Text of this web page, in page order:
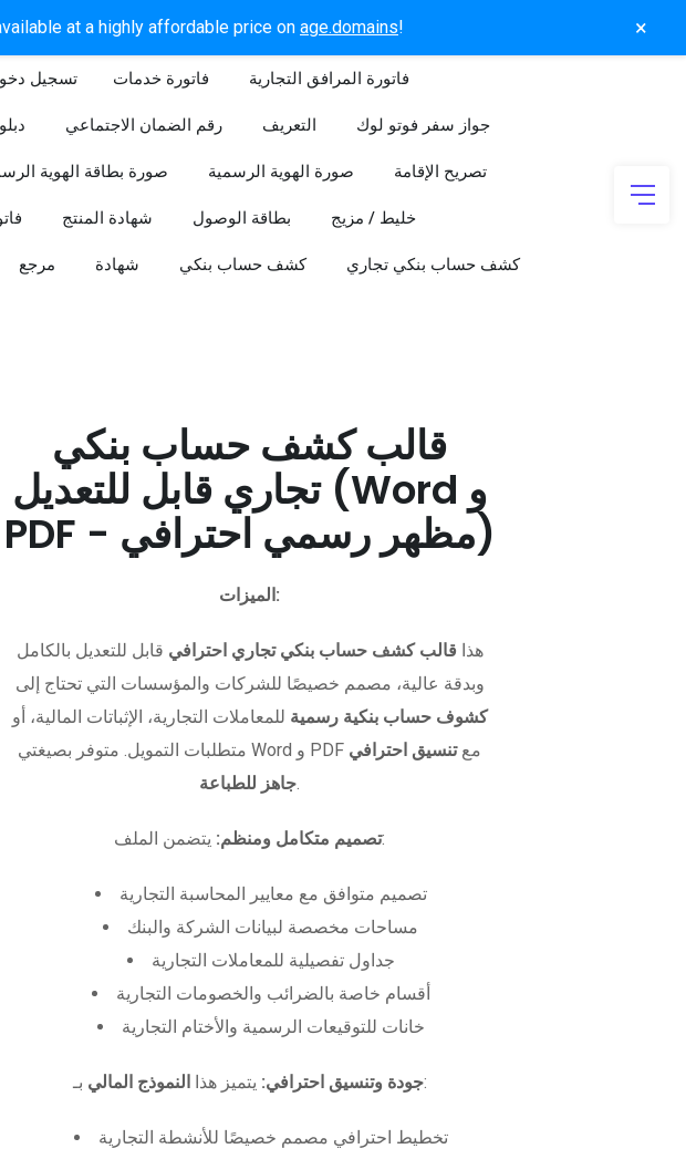
at a highly affordable price on age.domains! ×
تسجيل دخول​ فاتورة خدمات فاتورة المرافق التجارية
رقم الضمان الاجتماعي التعريف جواز سفر فوتو لوك
صورة بطاقة الهوية صورة الهوية الرسمية تصريح الإقامة
شهادة المنتج بطاقة الوصول خليط / مزيج
مرجع شهادة كشف حساب بنكي كشف حساب بنكي تجاري
قالب كشف حساب بنكي
تجاري قابل للتعديل (Word و
PDF - مظهر رسمي احترافي)
الميزات:
هذا قالب كشف حساب بنكي تجاري احترافي قابل للتعديل بالكامل
وبدقة عالية، مصمم خصيصًا للشركات والمؤسسات التي تحتاج إلى
كشوف حساب بنكية رسمية للمعاملات التجارية، الإثباتات المالية، أو
متطلبات التمويل. متوفر بصيغتي Word و PDF معتنسيق احترافي
جاهز للطباعة.
تصميم متكامل ومنظم:يتضمن الملف:
تصميم متوافق مع معايير المحاسبة التجارية
مساحات مخصصة لبيانات الشركة والبنك
جداول تفصيلية للمعاملات التجارية
أقسام خاصة بالضرائب والخصومات التجارية
خانات للتوقيعات الرسمية والأختام التجارية
جودة وتنسيق احترافي: يتميز هذا النموذج المالي بـ:
تخطيط احترافي مصمم خصيصًا للأنشطة التجارية